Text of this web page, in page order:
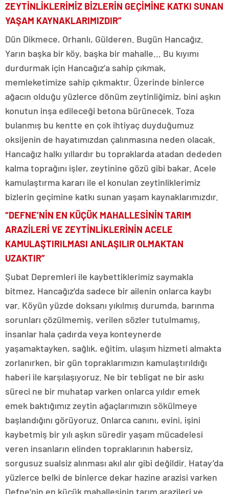
ZEYTİNLİKLERİMİZ BİZLERİN GEÇİMİNE KATKI SUNAN
YAŞAM KAYNAKLARIMIZDIR”
Dün Dikmece, Orhanlı, Gülderen. Bugün Hancağız.
Yarın başka bir köy, başka bir mahalle… Bu kıyımı
durdurmak için Hancağız’a sahip çıkmak,
memleketimize sahip çıkmaktır. Üzerinde binlerce
ağacın olduğu yüzlerce dönüm zeytinliğimiz, bini aşkın
konutun inşa edileceği betona bürünecek. Toza
bulanmış bu kentte en çok ihtiyaç duyduğumuz
oksijenin de hayatımızdan çalınmasına neden olacak.
Hancağız halkı yıllardır bu topraklarda atadan dededen
kalma toprağını işler, zeytinine gözü gibi bakar. Acele
kamulaştırma kararı ile el konulan zeytinliklerimiz
bizlerin geçimine katkı sunan yaşam kaynaklarımızdır.
“DEFNE’NİN EN KÜÇÜK MAHALLESİNİN TARIM
ARAZİLERİ VE ZEYTİNLİKLERİNİN ACELE
KAMULAŞTIRILMASI ANLAŞILIR OLMAKTAN
UZAKTIR”
Şubat Depremleri ile kaybettiklerimiz saymakla
bitmez, Hancağız’da sadece bir ailenin onlarca kaybı
var. Köyün yüzde doksanı yıkılmış durumda, barınma
sorunları çözülmemiş, verilen sözler tutulmamış,
insanlar hala çadırda veya konteynerde
yaşamaktayken, sağlık, eğitim, ulaşım hizmeti almakta
zorlanırken, bir gün topraklarımızın kamulaştırıldığı
haberi ile karşılaşıyoruz. Ne bir tebligat ne bir askı
süreci ne bir muhatap varken onlarca yıldır emek
emek baktığımız zeytin ağaçlarımızın sökülmeye
başlandığını görüyoruz. Onlarca canını, evini, işini
kaybetmiş bir yılı aşkın süredir yaşam mücadelesi
veren insanların elinden topraklarının habersiz,
sorgusuz sualsiz alınması akıl alır gibi değildir. Hatay’da
yüzlerce belki de binlerce dekar hazine arazisi varken
Defne’nin en küçük mahallesinin tarım arazileri ve